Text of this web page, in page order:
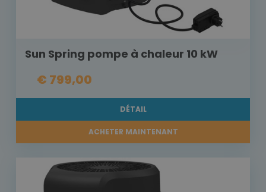
Sun Spring pompe à chaleur 10 kW
€ 799,00
DÉTAIL
ACHETER MAINTENANT